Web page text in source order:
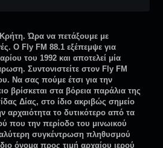
Ώρα να πετάξουμε με
Ο Fly FM 88.1 εξέπεμψε για
του 1992 και αποτελεί μία
Συντονιστείτε στον Fly FM
Nα σας πούμε έτσι για την
βρίσκεται στα βόρεια παράλια της
Δίας, στο ίδιο ακριβώς σημείο
αρχαιότητα το δυτικότερο από τα
που την περίοδο του μινωικού
συγκέντρωση πληθυσμού
όνομα προς τιμή αρχαίου ιερού